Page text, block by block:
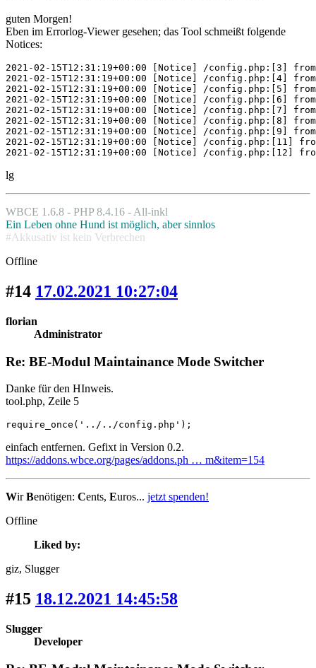
guten Morgen!
Eben im Errorlog-Viewer gesehen; das Tool schmeißt folgende
Notices:
2021-02-15T12:31:19+00:00 [Notice] /config.php:[3]
2021-02-15T12:31:19+00:00 [Notice] /config.php:[4]
2021-02-15T12:31:19+00:00 [Notice] /config.php:[5]
2021-02-15T12:31:19+00:00 [Notice] /config.php:[6]
2021-02-15T12:31:19+00:00 [Notice] /config.php:[7]
2021-02-15T12:31:19+00:00 [Notice] /config.php:[8]
2021-02-15T12:31:19+00:00 [Notice] /config.php:[9]
2021-02-15T12:31:19+00:00 [Notice] /config.php:[11]
2021-02-15T12:31:19+00:00 [Notice] /config.php:[12]
lg
WBCE 1.6.8 - PHP 8.4.16 - All-inkl
Ein Leben ohne Hund ist möglich, aber sinnlos
#Akkusativ ist kein Verbrechen
Offline
#14 17.02.2021 10:27:04
florian
Administrator
Re: BE-Modul Maintainance Mode Switcher
Danke für den HInweis.
tool.php, Zeile 5
require_once('../../config.php');
einfach entfernen. Gefixt in Version 0.2.
https://addons.wbce.org/pages/addons.ph … m&item=154
WirBenötigen: Cents, Euros... jetzt spenden!
Offline
Liked by:
giz, Slugger
#15 18.12.2021 14:45:58
Slugger
Developer